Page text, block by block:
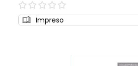
0%
Impreso